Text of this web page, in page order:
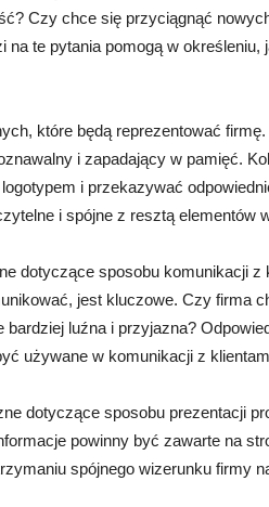
Czy chce się przyciągnąć
te pytania pomogą w określeniu,
które będą reprezentować
i zapadający w pamięć.
i przekazywać
i spójne z resztą elementów
dotyczące sposobu komunikacji z
jest kluczowe. Czy firma
luźna i przyjazna?
używane w komunikacji z
dotyczące sposobu prezentacji
powinny być zawarte na
spójnego wizerunku firmy